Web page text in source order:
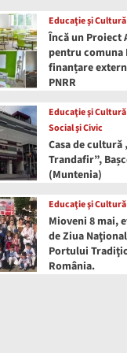
Social şi Civic
Educaţie şi Cultură
Încă un Proiect
pentru comuna
finanțare
PNRR
Educaţie şi Cultură
Social şi Civic
Casa de cultură
Trandafir”,
(Muntenia)
Educaţie şi Cultură
Mioveni 8 mai,
de Ziua
Portului
România.